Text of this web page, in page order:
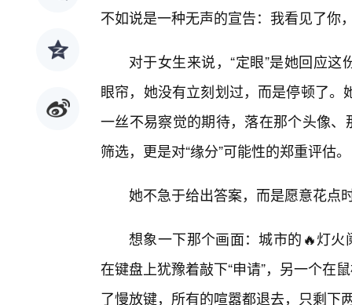
不如说是一种无声的宣告：我看见了你
对于女生来说，“定眼”是她回应这
眼帘，她没有立刻划过，而是停顿了
一丝不易察觉的期待，落在那个头像
筛选，更是对“缘分”可能性的郑重评估。
她不急于给出答案，而是愿意花点
想象一下那个画面：城市的🔥灯
在键盘上犹豫着敲下“申请”，另一个在
了慢放键，所有的喧嚣都退去，只剩下